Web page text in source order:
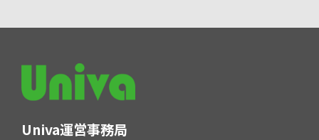
Univa運営事務局